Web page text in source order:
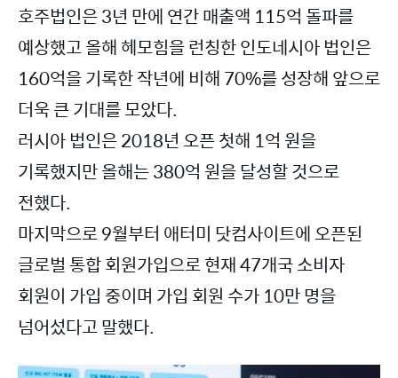
호주법인은 3년 만에 연간 매출액 115억 돌파를
예상했고 올해 헤모힘을 런칭한 인도네시아 법인은
160억을 기록한 작년에 비해 70%를 성장해 앞으로
더욱 큰 기대를 모았다.
러시아 법인은 2018년 오픈 첫해 1억 원을
기록했지만 올해는 380억 원을 달성할 것으로
전했다.
마지막으로 9월부터 애터미 닷컴사이트에 오픈된
글로벌 통합 회원가입으로 현재 47개국 소비자
회원이 가입 중이며 가입 회원 수가 10만 명을
넘어섰다고 말했다.